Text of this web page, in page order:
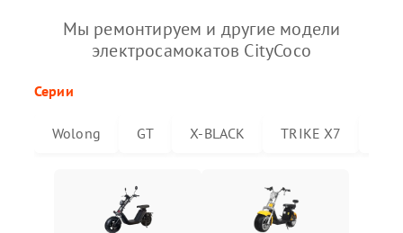
Мы ремонтируем и другие модели
электросамокатов CityCoco
Серии
Wolong GT X-BLACK TRIKE X7